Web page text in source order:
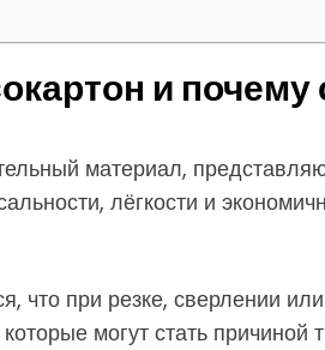
и
материал,
лёгкости и
что при резке, сверлении
могут стать